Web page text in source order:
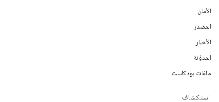
الأمان
المصدر
الأخبار
المدوّنة
ملفات بودكاست
استكشاف